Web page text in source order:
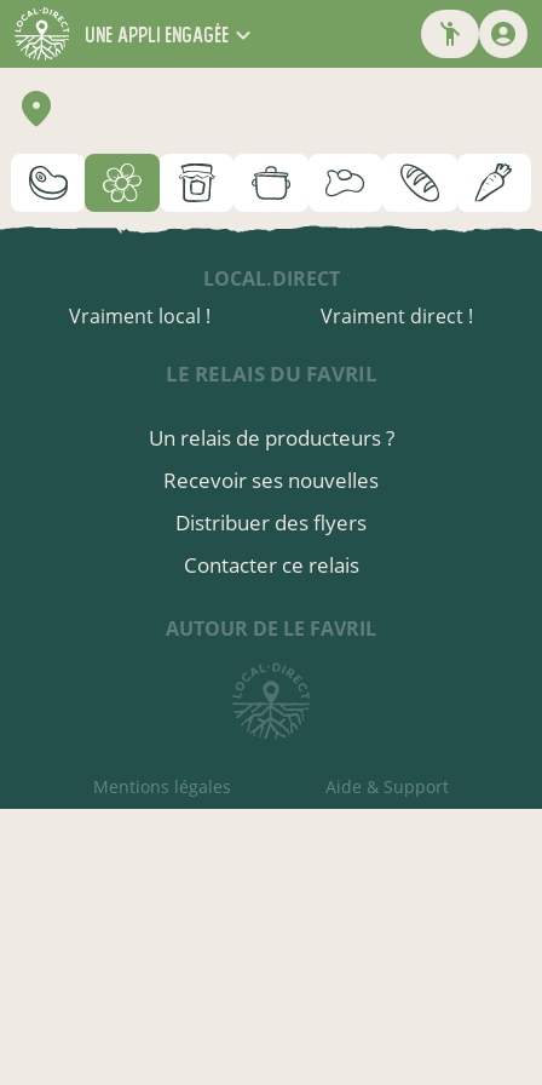
une appli engagée
LOCAL.DIRECT
Vraiment local !
Vraiment direct !
LE RELAIS DU FAVRIL
Un relais de producteurs ?
Recevoir ses nouvelles
Distribuer des flyers
Contacter ce relais
AUTOUR DE LE FAVRIL
Mentions légales Aide & Support